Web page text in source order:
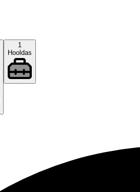
1
Hooldas